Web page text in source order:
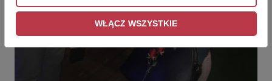
WŁĄCZ WSZYSTKIE